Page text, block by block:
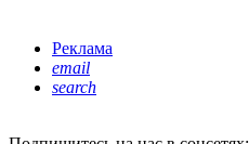
Реклама
email
search